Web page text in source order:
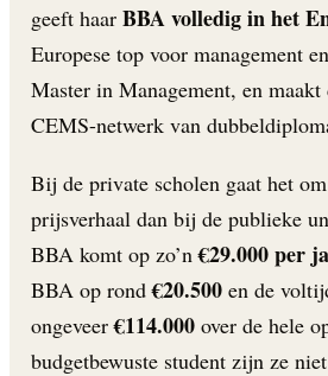
geeft haar BBA volledig in het
Europese top voor management
Master in Management, en
CEMS-netwerk van
Bij de private scholen gaat het
prijsverhaal dan bij de publieke
BBA komt op zo’n€29.000 per
BBA op rond€20.500 en de
ongeveer€114.000 over de hele
budgetbewuste student zijn ze